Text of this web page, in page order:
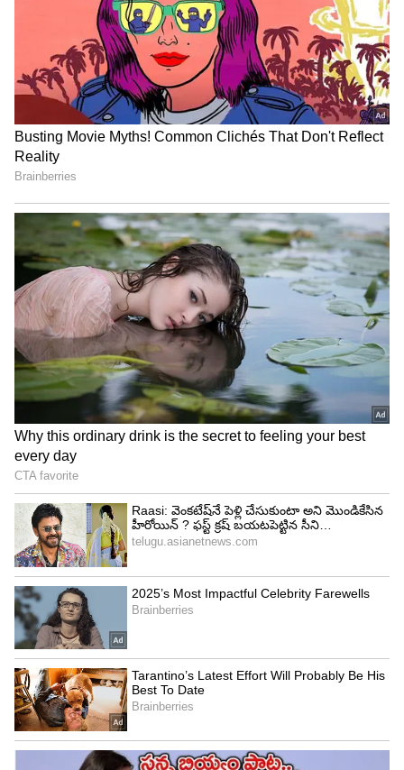
Image Credit : ANI
డేవిడ్ మిల్లర్ 'కిల్లర్' బ్యాటింగ్
అక్షర్ అవుట్ అయిన తర్వాత డేవిడ్ మిల్లర్ తనదైన శైలిలో
విరుచుకుపడ్డాడు. కేవలం 28 బంతుల్లో 51 పరుగులు చేసిన
మిల్లర్, ఢిల్లీ విజయాన్ని దాదాపు ఖరారు చేశాడు. అతని
ఇన్నింగ్స్‌లో 4 సిక్సర్లు, 3 ఫోర్లు ఉన్నాయి. మిల్లర్ అవుట్
అయ్యే సమయానికి ఢిల్లీకి విజయం చాలా దగ్గరైంది.
4
6
Image Credit :X/PunjabKingsIPL
చేజారిన క్యాచ్‌లు.. పంజాబ్ ను దెబ్బకొట్టిన ఫీల్డింగ్
పంజాబ్ కింగ్స్ ఫీల్డింగ్ ఈ మ్యాచ్‌లో అత్యంత దారుణంగా